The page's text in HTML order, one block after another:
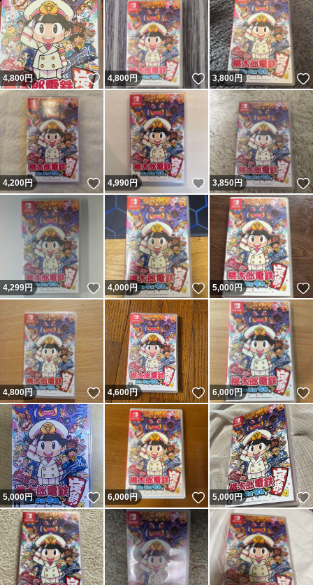
4,800円 いいね！
4,800円 いいね！
3,800円
4,200円 いいね！
4,990円 いいね！
3,850円
4,299円 いいね！
4,000円 いいね！
5,000円
4,800円 いいね！
4,600円 いいね！
6,000円
5,000円 いいね！
6,000円 いいね！
5,000円